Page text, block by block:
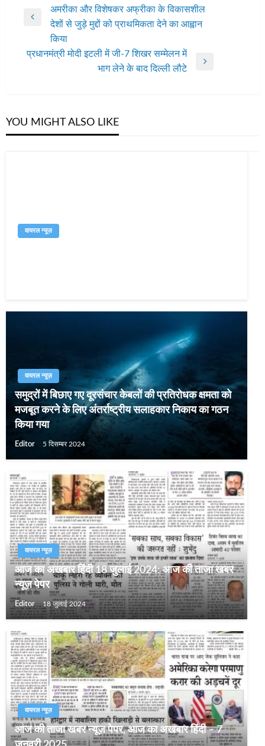
नेविगेशन
Previous
अमरीका और विशेषकर अ‍फ्रीका के विकासशील
देशों से जुड़े मुद्दों को प्राथमिकता देने का आह्वान
किया
प्रधानमंत्री मोदी इटली में जी-7 शिखर सम्मेलन में
भाग लेने के बाद दिल्ली लौटे
YOU MIGHT ALSO LIKE
वायरल न्यूज़
वायरल न्यूज़
समुद्रों में बिछाए गए दूरसंचार केबलों की प्रतिरोधक क्षमता को
मजबूत करने के लिए अंतर्राष्ट्रीय सलाहकार निकाय का गठन
किया गया
Editor 5 दिसम्बर 2024
वायरल न्यूज़
आज का अखबार हिंदी 18 जुलाई 2024: आज की ताजा खबर
न्यूज़ पेपर
Editor 18 जुलाई 2024
वायरल न्यूज़
आज की ताजा खबर न्यूज़ पेपर, आज का अखबार हिंदी – 7